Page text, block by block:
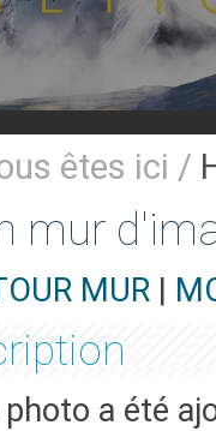
êtes ici /
mur
MUR |
a été